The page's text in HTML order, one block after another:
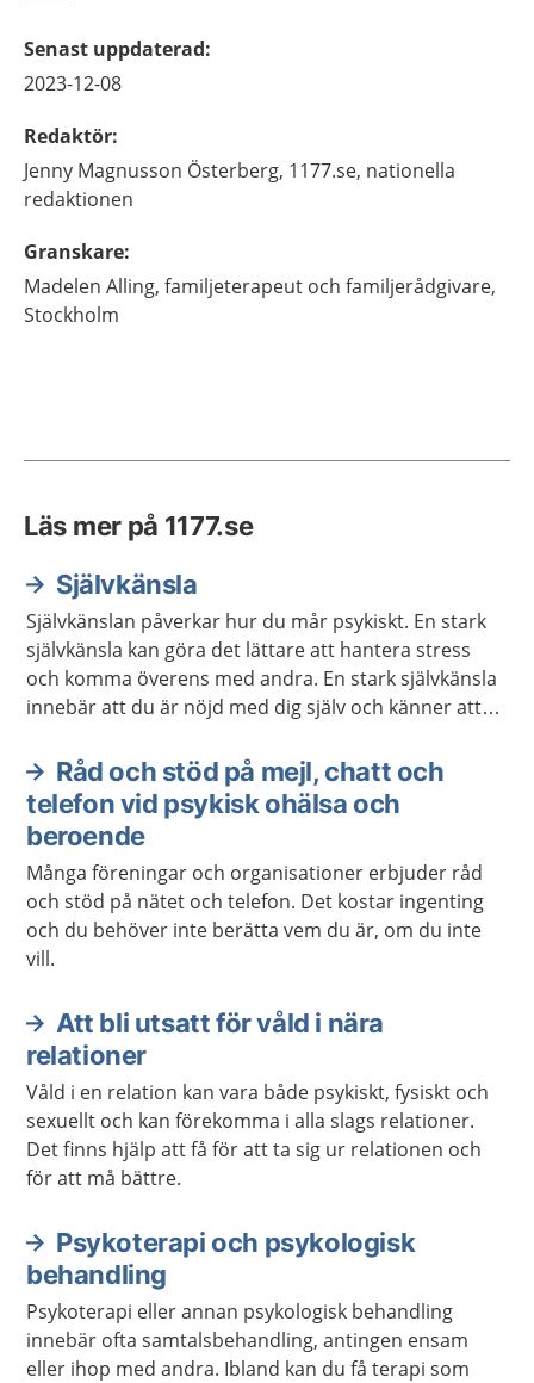
Senast uppdaterad:
2023-12-08
Redaktör:
Jenny Magnusson Österberg, 1177.se, nationella
redaktionen
Granskare:
Madelen Alling, familjeterapeut och familjerådgivare,
Stockholm
Läs mer på 1177.se
Självkänsla
Självkänslan påverkar hur du mår psykiskt. En stark
självkänsla kan göra det lättare att hantera stress
och komma överens med andra. En stark självkänsla
innebär att du är nöjd med dig själv och känner att
Råd och stöd på mejl, chatt och
telefon vid psykisk ohälsa och
beroende
Många föreningar och organisationer erbjuder råd
och stöd på nätet och telefon. Det kostar ingenting
och du behöver inte berätta vem du är, om du inte
vill.
Att bli utsatt för våld i nära
relationer
Våld i en relation kan vara både psykiskt, fysiskt och
sexuellt och kan förekomma i alla slags relationer.
Det finns hjälp att få för att ta sig ur relationen och
för att må bättre.
Psykoterapi och psykologisk
behandling
Psykoterapi eller annan psykologisk behandling
innebär ofta samtalsbehandling, antingen ensam
eller ihop med andra. Ibland kan du få terapi som